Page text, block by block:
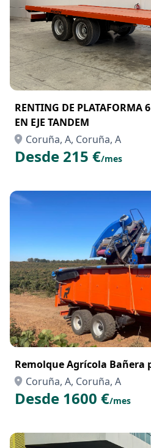
RENTING DE PLATAFORMA
EN EJE TANDEM
Coruña, A, Coruña, A
Desde 215 €/mes
Remolque Agrícola Bañera
Coruña, A, Coruña, A
Desde 1600 €/mes